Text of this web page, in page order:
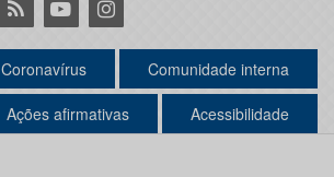
RSS YoutubeInstagram
Coronavírus Comunidade interna
Ações afirmativas Acessibilidade